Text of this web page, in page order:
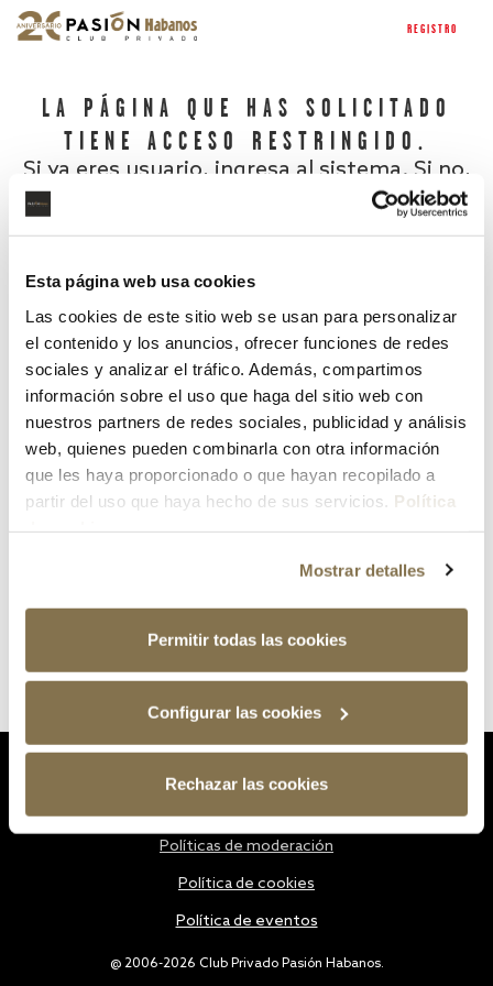
Esta página web usa cookies
Las cookies de este sitio web se usan para personalizar
el contenido y los anuncios, ofrecer funciones de redes
sociales y analizar el tráfico. Además, compartimos
información sobre el uso que haga del sitio web con
nuestros partners de redes sociales, publicidad y análisis
web, quienes pueden combinarla con otra información
que les haya proporcionado o que hayan recopilado a
partir del uso que haya hecho de sus servicios. Política
Mostrar detalles
Permitir todas las cookies
Configurar las cookies
Rechazar las cookies
REGISTRO
LA PÁGINA QUE HAS SOLICITADO
TIENE ACCESO RESTRINGIDO.
Si ya eres usuario, ingresa al sistema. Si no,
¿Has olvidado tu contraseña?
@ 2006-2026 Club Privado Pasión Habanos.
Políticas de moderación
Política de cookies
Política de eventos